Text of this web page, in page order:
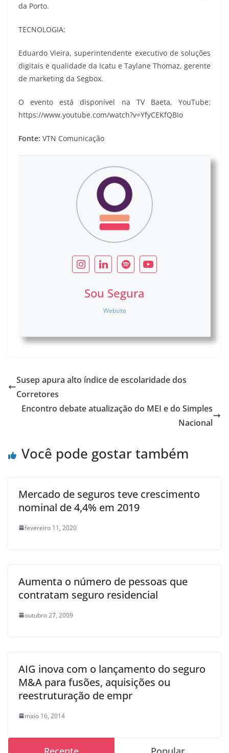
da Porto.
TECNOLOGIA:
Eduardo Vieira, superintendente executivo de soluções
digitais e qualidade da Icatu e Taylane Thomaz, gerente
de marketing da Segbox.
O evento está disponível na TV Baeta, YouTube:
https://www.youtube.com/watch?v=YfyCEKfQBIo
Fonte: VTN Comunicação
Sou Segura
Website
Susep apura alto índice de escolaridade dos
Corretores
Encontro debate atualização do MEI e do Simples
Nacional
Você pode gostar também
Mercado de seguros teve crescimento
nominal de 4,4% em 2019
fevereiro 11, 2020
Aumenta o número de pessoas que
contratam seguro residencial
outubro 27, 2009
AIG inova com o lançamento do seguro
M&A para fusões, aquisições ou
reestruturação de empr
maio 16, 2014